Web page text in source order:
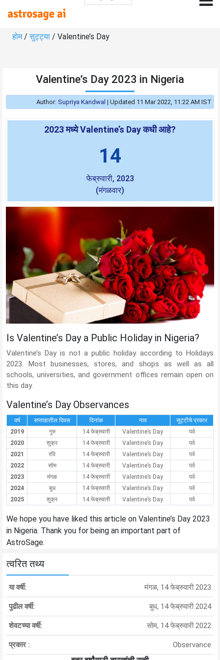
होम /सुट्ट्या / Valentine’s Day
Valentine’s Day 2023 in Nigeria
Author: Supriya Kandwal | Updated 11 Mar 2022, 11:22 AM IST
2023 मध्ये Valentine’s Day कधी आहे?
14
फेब्रुवारी, 2023
(मंगळवार)
Is Valentine’s Day a Public Holiday in Nigeria?
Valentine’s Day is not a public holiday according to Holidays
2023. Most businesses, stores, and shops as well as all
schools, universities, and government offices remain open on
this day.
Valentine’s Day Observances
वर्ष सप्ताहातील दिवस दिनांक नाव
सुट्टीचे प्रकार
2019
गुरु 14 फेब्रुवारी Valentine’s Day
पर्व
2020
शुक्र 14 फेब्रुवारी Valentine’s Day
पर्व
2021
रवि 14 फेब्रुवारी Valentine’s Day
पर्व
2022
सोम 14 फेब्रुवारी Valentine’s Day
पर्व
2023
मंगळ 14 फेब्रुवारी Valentine’s Day
पर्व
2024
बुध 14 फेब्रुवारी Valentine’s Day
पर्व
2025
शुक्र 14 फेब्रुवारी Valentine’s Day पर्व
We hope you have liked this article on Valentine’s Day 2023
in Nigeria. Thank you for being an important part of
AstroSage.
त्वरित तथ्य
या वर्षी: मंगळ, 14 फेब्रुवारी 2023
पुढील वर्षी: बुध, 14 फेब्रुवारी 2024
शेवटच्या वर्षी: सोम, 14 फेब्रुवारी 2022
प्रकार : Observance